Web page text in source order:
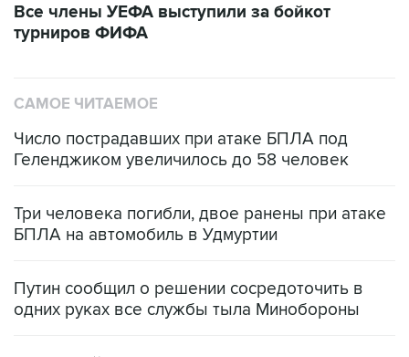
Все члены УЕФА выступили за бойкот
турниров ФИФА
САМОЕ ЧИТАЕМОЕ
Число пострадавших при атаке БПЛА под
Геленджиком увеличилось до 58 человек
Три человека погибли, двое ранены при атаке
БПЛА на автомобиль в Удмуртии
Путин сообщил о решении сосредоточить в
одних руках все службы тыла Минобороны